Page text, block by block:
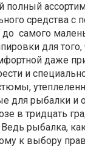
полный
средства с
самого
для
даже
и
для рыбалки и
в тридцать
рыбалка,
к выбору